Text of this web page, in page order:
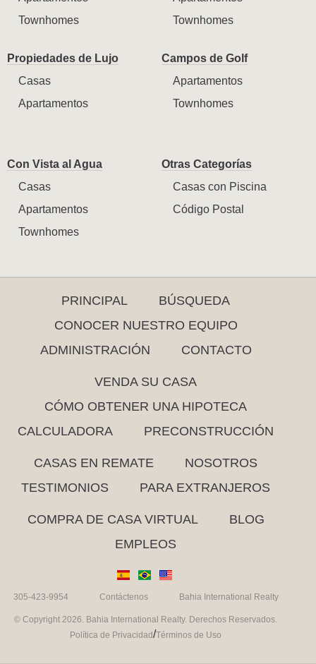
Townhomes
Townhomes
Propiedades de Lujo
Casas
Apartamentos
Campos de Golf
Apartamentos
Townhomes
Con Vista al Agua
Casas
Apartamentos
Townhomes
Otras Categorías
Casas con Piscina
Código Postal
PRINCIPAL
BÚSQUEDA
CONOCER NUESTRO EQUIPO
ADMINISTRACIÓN
CONTACTO
VENDA SU CASA
CÓMO OBTENER UNA HIPOTECA
CALCULADORA
PRECONSTRUCCIÓN
CASAS EN REMATE
NOSOTROS
TESTIMONIOS
PARA EXTRANJEROS
COMPRA DE CASA VIRTUAL
BLOG
EMPLEOS
305-423-9954 Contáctenos Bahia International Realty
© Copyright 2026. Bahia International Realty. Derechos Reservados.
Política de Privacidad/Términos de Uso